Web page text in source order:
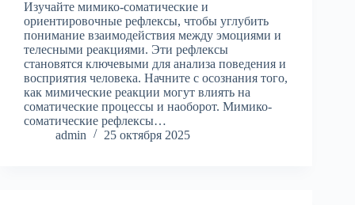
Изучайте мимико-соматические и
ориентировочные рефлексы, чтобы углубить
понимание взаимодействия между эмоциями и
телесными реакциями. Эти рефлексы
становятся ключевыми для анализа поведения и
восприятия человека. Начните с осознания того,
как мимические реакции могут влиять на
соматические процессы и наоборот. Мимико-
соматические рефлексы…
admin
25 октября 2025